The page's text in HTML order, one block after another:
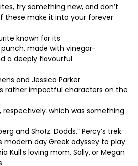
try something new, and don’t
these make it into your forever
known for its
made with vinegar-
a deeply flavourful
and Jessica Parker
rather impactful characters on the
respectively, which was something
and Shotz. Dodds,” Percy’s trek
modern day Greek odyssey to play
Kull’s loving mom, Sally, or Megan